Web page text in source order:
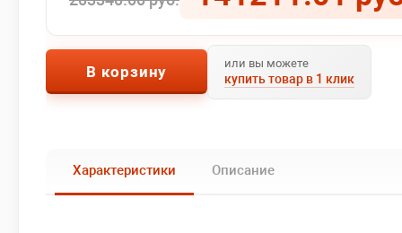
В корзину или вы можете
купить товар в 1 клик
Характеристики Описание